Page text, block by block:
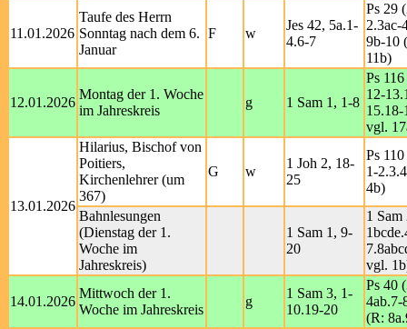
11.01.2026
Taufe des Herrn
Sonntag nach dem 6.
Januar
F w
Jes 42, 5a.1-
4.6-7
Ps 29
2.3ac-
9b-10
11b)
12.01.2026
Montag der 1. Woche
im Jahreskreis
g 1 Sam 1, 1-8
Ps
12-
vgl.
13.01.2026
Hilarius, Bischof von
Poitiers,
Kirchenlehrer (um
367)
G w
1 Joh 2, 18-
25
Ps
1-
4b)
Bahnlesungen
(Dienstag der 1.
Woche im
Jahreskreis)
1 Sam 1, 9-
20
1 Sam
vgl.
14.01.2026
Mittwoch der 1.
Woche im Jahreskreis
g
1 Sam 3, 1-
10.19-20
Ps 40
4ab.7-
(R: